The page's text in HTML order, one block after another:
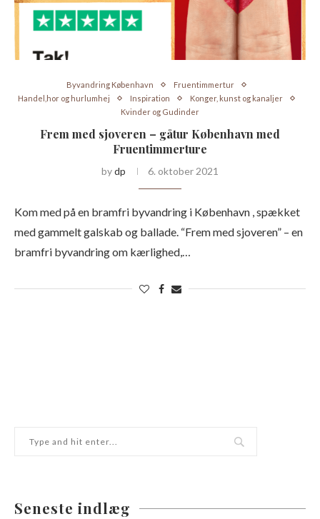
Byvandring København
Fruentimmertur
Handel,hor og hurlumhej
Inspiration
Konger, kunst og kanaljer
Kvinder og Gudinder
Frem med sjoveren – gåtur København med
Fruentimmerture
bydp 6. oktober 2021
Kom med på en bramfri byvandring i København , spækket
med gammelt galskab og ballade. “Frem med sjoveren” – en
bramfri byvandring om kærlighed,…
Seneste indlæg